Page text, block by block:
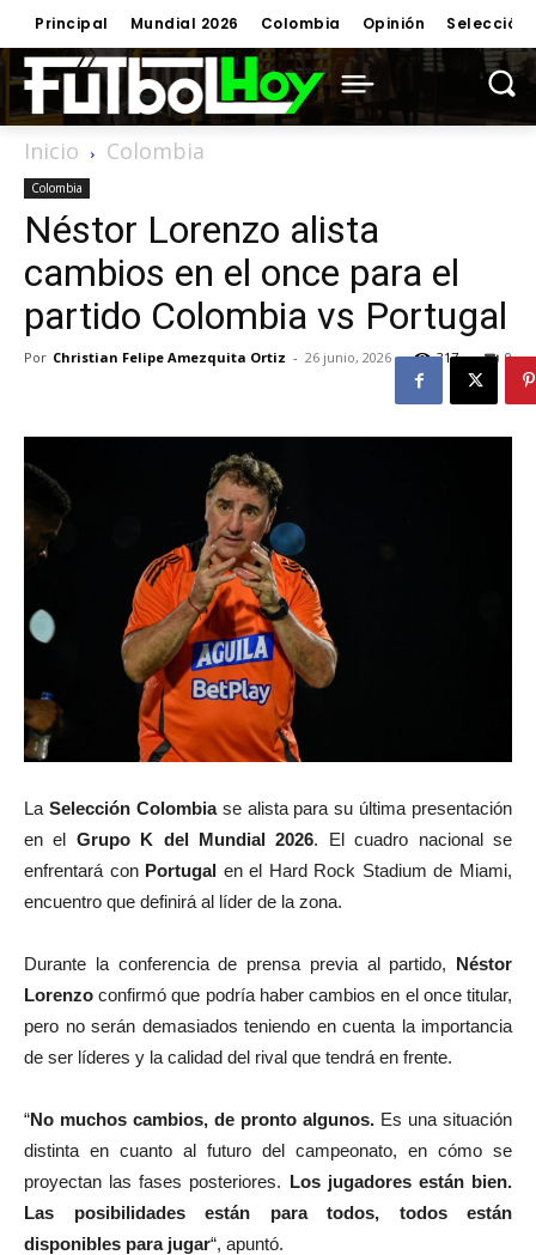
Principal Mundial 2026 Colombia Opinión Selección
Inicio Colombia
Colombia
Néstor Lorenzo alista
cambios en el once para el
partido Colombia vs Portugal
Por Christian Felipe Amezquita Ortiz - 26 junio, 2026 0
317
La Selección Colombiase alista para su última presentación
en el Grupo K del Mundial 2026. El cuadro nacional se
enfrentará con Portugal en el Hard Rock Stadium de Miami,
encuentro que definirá al líder de la zona.
Durante la conferencia de prensa previa al partido, Néstor
Lorenzo confirmó que podría haber cambios en el once titular,
pero no serán demasiados teniendo en cuenta la importancia
de ser líderes y la calidad del rival que tendrá en frente.
“No muchos cambios, de pronto algunos. Es una situación
distinta en cuanto al futuro del campeonato, en cómo se
proyectan las fases posteriores. Los jugadores están bien.
Las posibilidades están para todos, todos están
disponibles para jugar“, apuntó.